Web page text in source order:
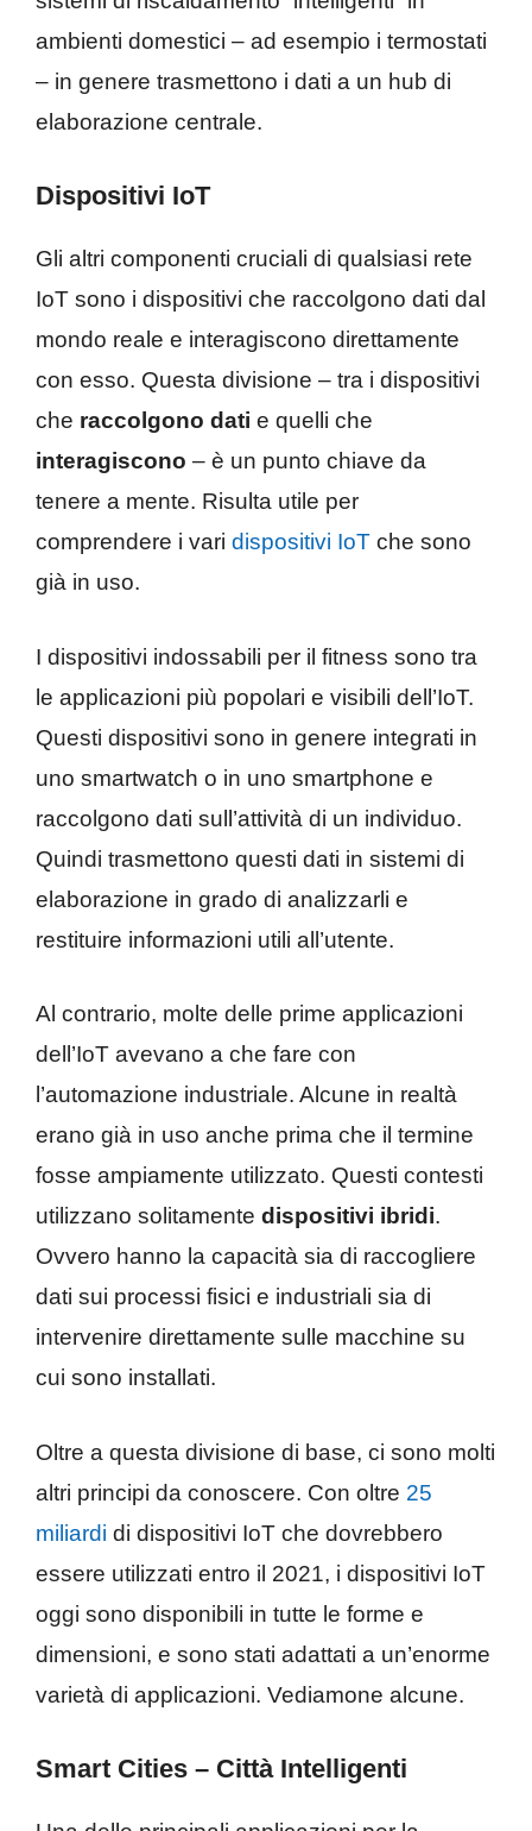
ambienti domestici – ad esempio i termostati
– in genere trasmettono i dati a un hub di
elaborazione centrale.
Dispositivi IoT
Gli altri componenti cruciali di qualsiasi rete
IoT sono i dispositivi che raccolgono dati dal
mondo reale e interagiscono direttamente
con esso. Questa divisione – tra i dispositivi
che raccolgono dati e quelli che
interagiscono – è un punto chiave da
tenere a mente. Risulta utile per
comprendere i vari dispositivi IoT che sono
già in uso.
I dispositivi indossabili per il fitness sono tra
le applicazioni più popolari e visibili dell’IoT.
Questi dispositivi sono in genere integrati in
uno smartwatch o in uno smartphone e
raccolgono dati sull’attività di un individuo.
Quindi trasmettono questi dati in sistemi di
elaborazione in grado di analizzarli e
restituire informazioni utili all’utente.
Al contrario, molte delle prime applicazioni
dell’IoT avevano a che fare con
l’automazione industriale. Alcune in realtà
erano già in uso anche prima che il termine
fosse ampiamente utilizzato. Questi contesti
utilizzano solitamente dispositivi ibridi.
Ovvero hanno la capacità sia di raccogliere
dati sui processi fisici e industriali sia di
intervenire direttamente sulle macchine su
cui sono installati.
Oltre a questa divisione di base, ci sono molti
altri principi da conoscere. Con oltre 25
miliardi di dispositivi IoT che dovrebbero
essere utilizzati entro il 2021, i dispositivi IoT
oggi sono disponibili in tutte le forme e
dimensioni, e sono stati adattati a un’enorme
varietà di applicazioni. Vediamone alcune.
Smart Cities – Città Intelligenti